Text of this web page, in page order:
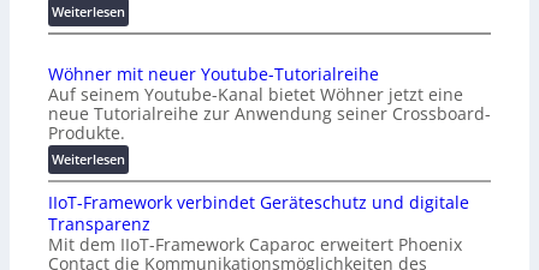
d
e
K
o
s
e
n
f
a
l
Weiterlesen:
A
A
Z
ü
i
c
h
:
T
Wöhner mit neuer Youtube-Tutorialreihe
Auf seinem Youtube-Kanal bietet Wöhner jetzt eine
neue Tutorialreihe zur Anwendung seiner Crossboard-
Produkte.
Weiterlesen:
W
ö
h
n
e
IIoT-Framework verbindet Geräteschutz und digitale
Transparenz
Mit dem IIoT-Framework Caparoc erweitert Phoenix
Contact die Kommunikationsmöglichkeiten des